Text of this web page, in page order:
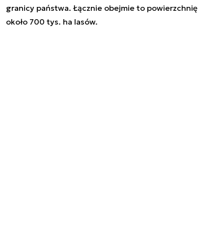
granicy państwa. Łącznie obejmie to powierzchnię
około 700 tys. ha lasów.